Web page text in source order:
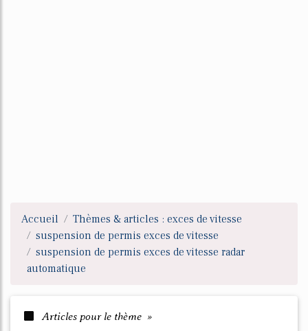
Accueil
Thèmes & articles : exces de vitesse
suspension de permis exces de vitesse
suspension de permis exces de vitesse radar
automatique
Articles pour le thème »